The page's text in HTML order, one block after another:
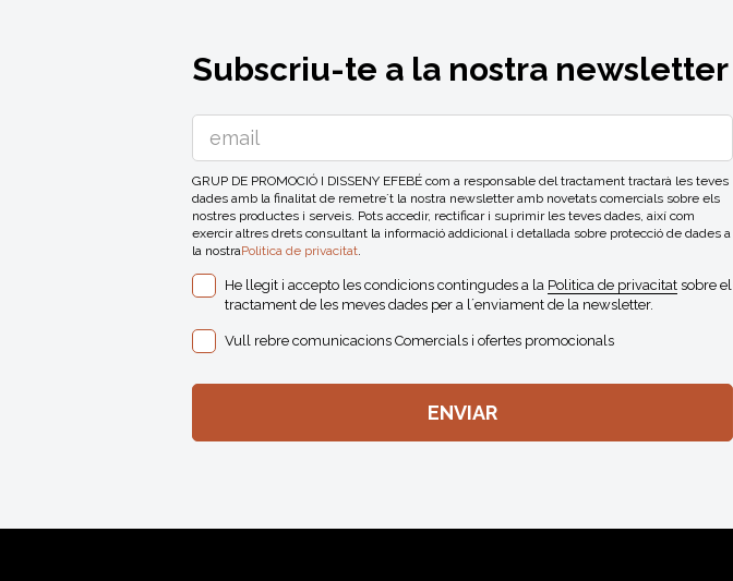
Subscriu-te a la nostra newsletter
GRUP DE PROMOCIÓ I DISSENY EFEBÉ com a responsable del tractament tractarà les teves
dades amb la finalitat de remetre´t la nostra newsletter amb novetats comercials sobre els
nostres productes i serveis. Pots accedir, rectificar i suprimir les teves dades, així com
exercir altres drets consultant la informació addicional i detallada sobre protecció de dades a
la nostraPolitica de privacitat.
He llegit i accepto les condicions contingudes a la Politica de privacitatsobre el
tractament de les meves dades per a l´enviament de la newsletter.
Vull rebre comunicacions Comercials i ofertes promocionals